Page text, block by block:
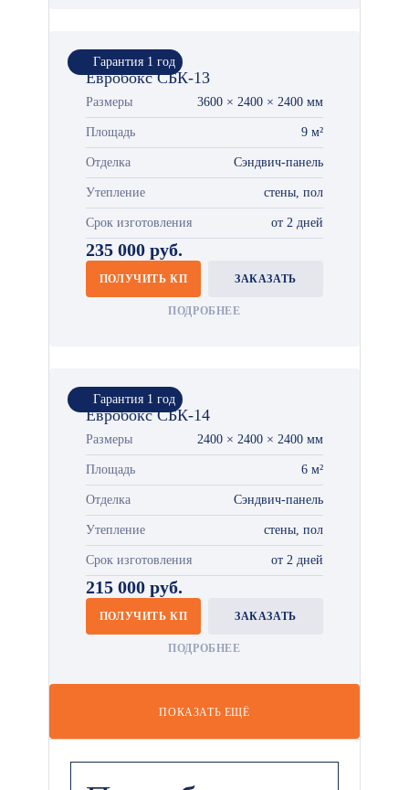
Гарантия 1 год
Евробокс СБК-13
Размеры 3600 × 2400 × 2400 мм
Площадь 9 м²
Отделка Сэндвич-панель
Утепление стены, пол
Срок изготовления от 2 дней
235 000 руб.
ПОЛУЧИТЬ КП ЗАКАЗАТЬ
ПОДРОБНЕЕ
Гарантия 1 год
Евробокс СБК-14
Размеры 2400 × 2400 × 2400 мм
Площадь 6 м²
Отделка Сэндвич-панель
Утепление стены, пол
Срок изготовления от 2 дней
215 000 руб.
ПОЛУЧИТЬ КП ЗАКАЗАТЬ
ПОДРОБНЕЕ
ПОКАЗАТЬ ЕЩЁ